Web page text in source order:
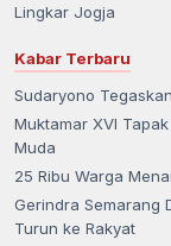
Lingkar Jogja
Kabar Terbaru
Sudaryono
Muktamar XVI
Muda
25 Ribu Warga
Gerindra Semarang
Turun ke Rakyat